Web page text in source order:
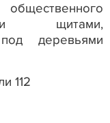
щитами,
деревьями
112